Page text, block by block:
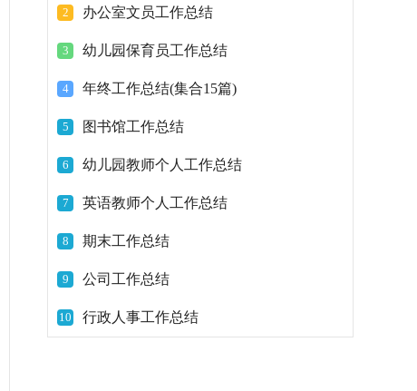
2 办公室文员工作总结
3 幼儿园保育员工作总结
4 年终工作总结(集合15篇)
5 图书馆工作总结
6 幼儿园教师个人工作总结
7 英语教师个人工作总结
8 期末工作总结
9 公司工作总结
10 行政人事工作总结